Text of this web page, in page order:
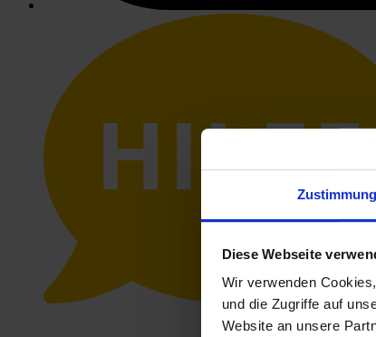
Zustimmung
Diese Webseite
Wir verwenden
und die Zugriffe auf
Website an unsere
HILFE